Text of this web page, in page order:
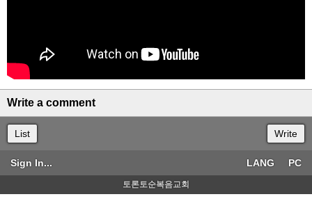
Write a comment
List Write
Sign In... PC
LANG
토론토순복음교회